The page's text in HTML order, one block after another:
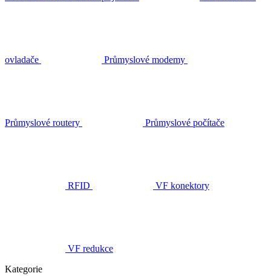
ovladače Průmyslové modemy
Průmyslové routery Průmyslové počítače
RFID VF konektory
VF redukce
Kategorie